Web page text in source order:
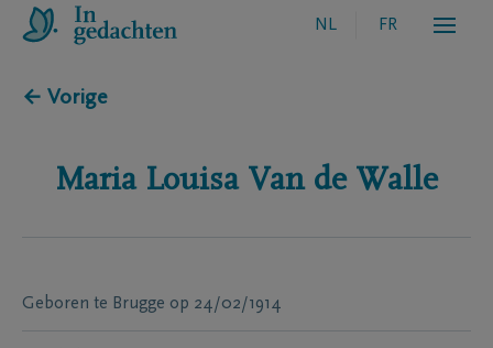
NL FR
← Vorige
Maria Louisa Van de Walle
Geboren te Brugge op 24/02/1914